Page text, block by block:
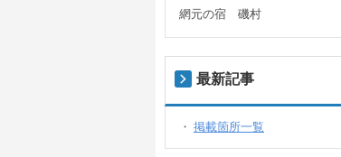
網元の宿 磯村
最新記事
掲載箇所一覧